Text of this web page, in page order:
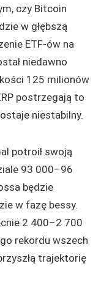
czy Bitcoin
w głębszą
ETF-ów na
niedawno
125 milionów
postrzegają to
niestabilny.
potroił swoją
93 000–96
będzie
w fazę bessy.
2 400–2 700
rekordu wszech
trajektorię